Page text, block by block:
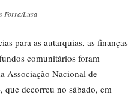
Forra/Lusa
para as autarquias, as finanças
comunitários foram
Associação Nacional de
decorreu no sábado, em